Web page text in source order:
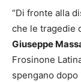
“Di fronte alla
che le tragedie
Giuseppe
Frosinone
spengano